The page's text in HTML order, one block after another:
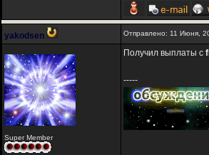
yakodsen Отправлено: 11 Июня,
Super Member
Получил выплаты с
-----